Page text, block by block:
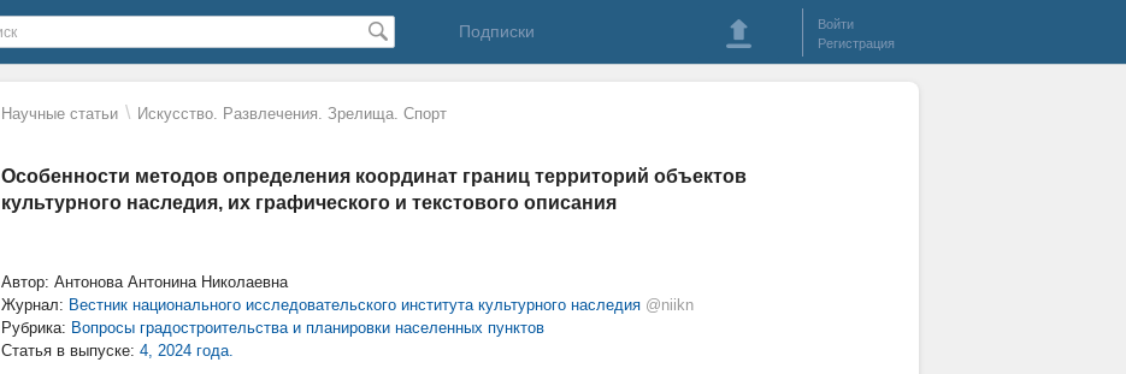
Подписки
Войти
Регистрация
Научные статьи \ Искусство. Развлечения. Зрелища. Спорт
Особенности методов определения координат границ территорий объектов
культурного наследия, их графического и текстового описания
Автор: Антонова Антонина Николаевна
Журнал: Вестник национального исследовательского института культурного наследия @niikn
Рубрика: Вопросы градостроительства и планировки населенных пунктов
Статья в выпуске: 4, 2024 года.